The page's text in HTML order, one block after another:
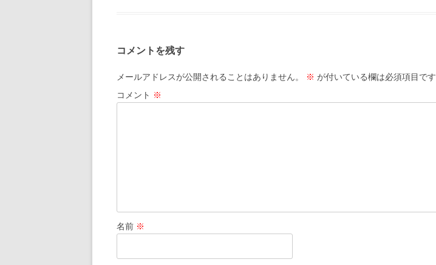
コメントを残す
メールアドレスが公開されることはありません。 ※ が付いている欄は必須項目です
コメント ※
名前 ※